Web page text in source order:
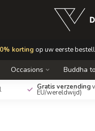
korting op uw eerste
Occasions Buddha
Gratis verzending
EU/wereldwijd)